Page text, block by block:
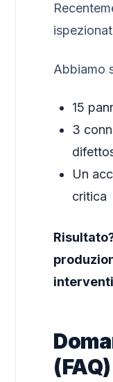
Abbiamo
15
3
Un
critica
interventi
(FAQ)